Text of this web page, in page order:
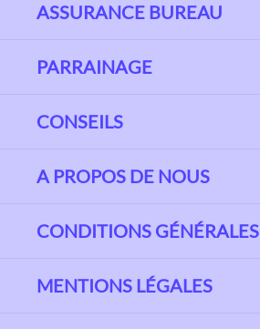
ASSURANCE BUREAU
PARRAINAGE
CONSEILS
A PROPOS DE NOUS
CONDITIONS GÉNÉRALES
MENTIONS LÉGALES